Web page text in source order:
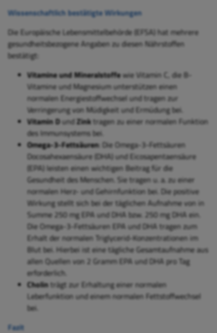
Wissenschaftlich bestätigte Wirkungen
Die Europäische Lebensmittelbehörde (EFSA) hat mehrere
gesundheitsbezogene Angaben zu diesen Nährstoffen
bestätigt:
Vitamine und Mineralstoffewie Vitamin C, die B-
Vitamine und Magnesium unterstützen einen
normalen Energiestoffwechsel und tragen zur
Verringerung von Müdigkeit und Ermüdung bei.
Vitamin DundZinktragen zu einer normalen Funktion
des Immunsystems bei.
Omega-3-Fettsäuren: Die Omega-3-Fettsäuren
Docosahexaensäure (DHA) und Eicosapentaensäure
(EPA) leisten einen wichtigen Beitrag für die
Gesundheit des Menschen. Sie tragen u. a. zu einer
normalen Herz- und Gehirnfunktion bei. Die positive
Wirkung stellt sich bei der täglichen Aufnahme von in
Summe 250 mg EPA und DHA bzw. 250 mg DHA ein.
Die Omega-3-Fettsäuren EPA und DHA tragen zum
Erhalt der normalen Triglycerid-Konzentrationen im
Blut bei. Hierbei ist eine tägliche Gesamtaufnahme aus
allen Quellen von 2 Gramm EPA und DHA pro Tag
erforderlich.
Cholinträgt zur Erhaltung einer normalen
Leberfunktion und einem normalen Fettstoffwechsel
bei.
Fazit